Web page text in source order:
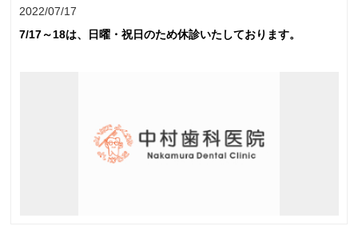
2022/07/17
7/17～18は、日曜・祝日のため休診いたしております。